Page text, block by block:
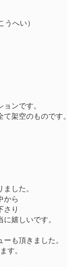
うへい）
ンです。
架空のものです。
した。
から
さり
嬉しいです。
も頂きました。
す。